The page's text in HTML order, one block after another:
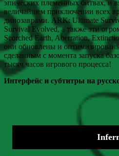
эпических племенных битвах, и
величайшем приключении всех
динозаврами. ARK: Ultimate
Survival Evolved, а также эти
Scorched Earth, Aberration,
они обновлены и
сделанным с момента запуска
тысяч часов игрового процесса!
Интерфейс и субтитры на